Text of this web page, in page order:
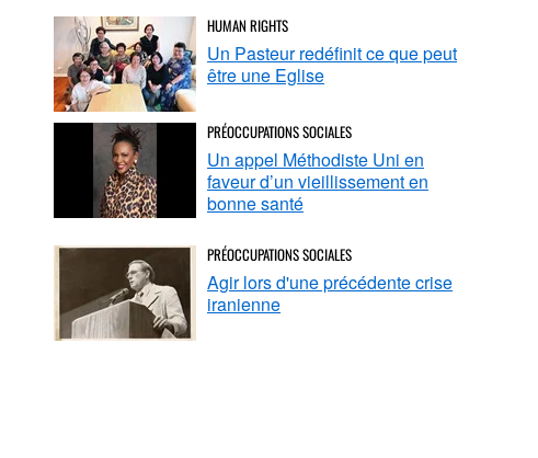
HUMAN RIGHTS
Un Pasteur redéfinit ce que peut
être une Eglise
PRÉOCCUPATIONS SOCIALES
Un appel Méthodiste Uni en
faveur d’un vieillissement en
bonne santé
PRÉOCCUPATIONS SOCIALES
Agir lors d'une précédente crise
iranienne